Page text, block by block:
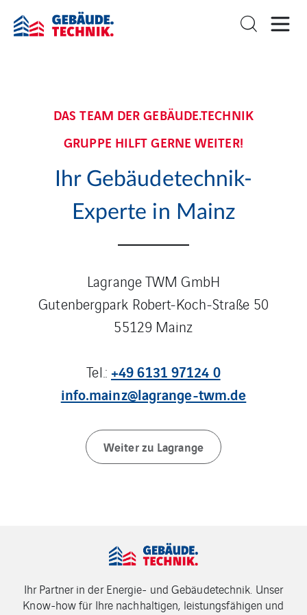
DAS TEAM DER GEBÄUDE.TECHNIK
GRUPPE HILFT GERNE WEITER!
Ihr Gebäudetechnik-
Experte in Mainz
Lagrange TWM GmbH
Gutenbergpark Robert-Koch-Straße 50
55129 Mainz
Tel.: +49 6131 97124 0
info.mainz@lagrange-twm.de
Weiter zu Lagrange
Ihr Partner in der Energie- und Gebäudetechnik. Unser
Know-how für Ihre nachhaltigen, leistungsfähigen und